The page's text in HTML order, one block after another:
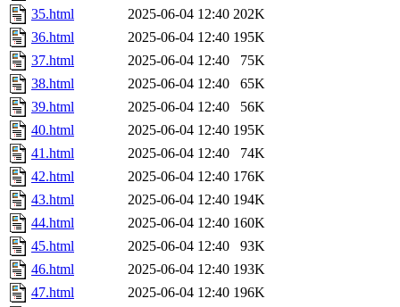
35.html
2025-06-04 12:40 202K
36.html
2025-06-04 12:40 195K
37.html
2025-06-04 12:40
75K
38.html
2025-06-04 12:40
65K
39.html
2025-06-04 12:40
56K
40.html
2025-06-04 12:40 195K
41.html
2025-06-04 12:40
74K
42.html
2025-06-04 12:40 176K
43.html
2025-06-04 12:40 194K
44.html
2025-06-04 12:40 160K
45.html
2025-06-04 12:40
93K
46.html
2025-06-04 12:40 193K
47.html
2025-06-04 12:40 196K